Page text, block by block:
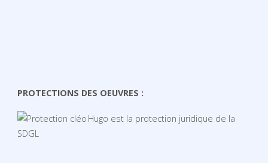
PROTECTIONS DES OEUVRES :
Hugo est la protection juridique de la
SDGL